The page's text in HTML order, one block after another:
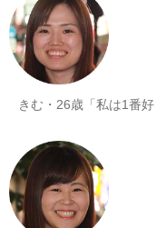
きむ・26歳「私は1番好